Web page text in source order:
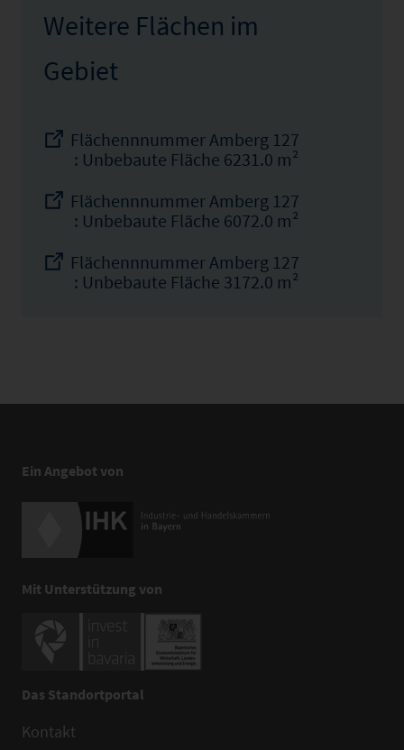
Weitere Flächen im
Gebiet
Flächennnummer Amberg 127
: Unbebaute Fläche 6231.0 m²
Flächennnummer Amberg 127
: Unbebaute Fläche 6072.0 m²
Flächennnummer Amberg 127
: Unbebaute Fläche 3172.0 m²
Ein Angebot von
Mit Unterstützung von
Das Standortportal
Kontakt